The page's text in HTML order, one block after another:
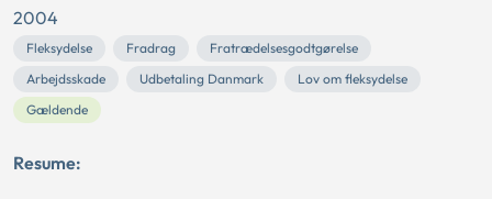
2004
Fleksydelse Fradrag
Fratrædelsesgodtgørelse
Arbejdsskade
Udbetaling Danmark
Lov om fleksydelse
Gældende
Resume: